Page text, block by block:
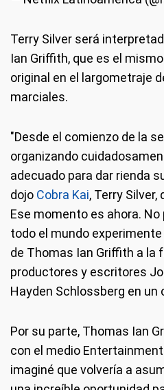
Terry Silver será
Ian Griffith, que es el
original en el largometraje
marciales.
"Desde el comienzo de la
organizando
adecuado para dar rienda
dojo Cobra Kai, Terry
Ese momento es ahora.
todo el mundo
de Thomas Ian Griffith a la
productores y escritores
Hayden Schlossberg en un
Por su parte, Thomas Ian
con el medio
imaginé que volvería a